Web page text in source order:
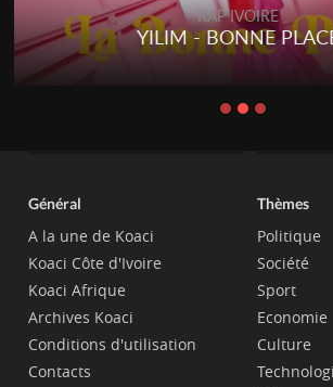
RAP IVOIRE
YILIM - BONNE
Général
A la une de Koaci
Koaci Côte d'Ivoire
Koaci Afrique
Archives Koaci
Conditions d'utilisation
Contacts
Thèmes
Politique
Société
Sport
Economie
Culture